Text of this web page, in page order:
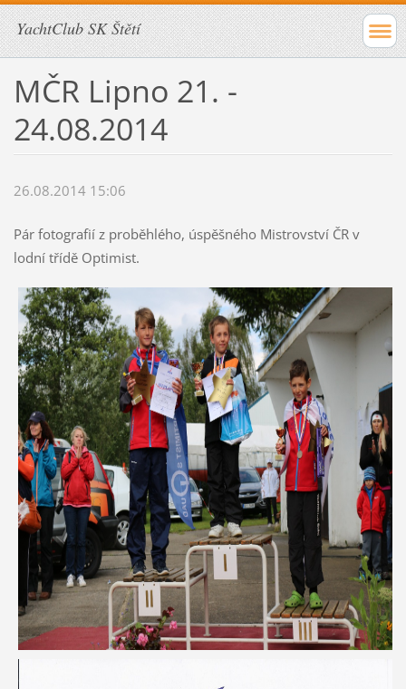
YachtClub SK Štětí
MČR Lipno 21. -
24.08.2014
26.08.2014 15:06
Pár fotografií z proběhlého, úspěšného Mistrovství ČR v
lodní třídě Optimist.